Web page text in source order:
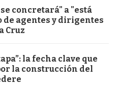
concretará" a "está
agentes y dirigentes
Cruz
la fecha clave que
la construcción del